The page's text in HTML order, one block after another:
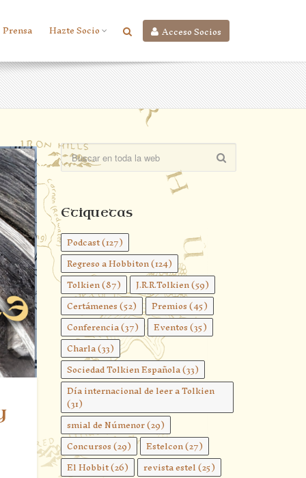
Acceso Socios
Prensa Hazte Socio
Etiquetas
Podcast(127)
Regreso a Hobbiton(124)
Tolkien(87) J.R.R.Tolkien(59)
Certámenes(52) Premios(45)
Conferencia(37) Eventos(35)
Charla(33)
Sociedad Tolkien Española(33)
Día internacional de leer a Tolkien
(31)
smial de Númenor(29)
Concursos(29) Estelcon(27)
El Hobbit(26) revista estel(25)